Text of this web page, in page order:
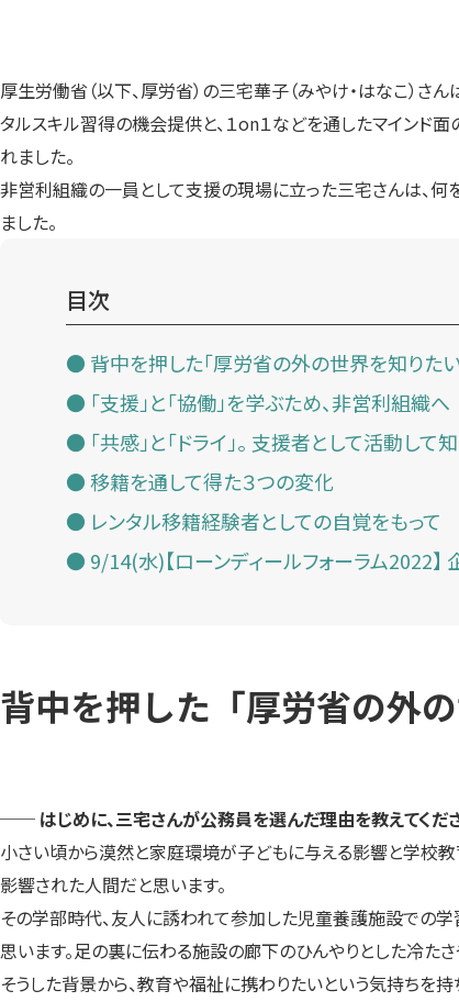
厚生労働省（以下、厚労省）の三宅華子（みやけ・はなこ）さん
タルスキル習得の機会提供と、１on１などを通したマインド
れました。
非営利組織の一員として支援の現場に立った三宅さんは、何
ました。
目次
背中を押した「厚労省の外の世界を知りた
「支援」と「協働」を学ぶため、非営利組織へ
「共感」と「ドライ」。 支援者として活動して
移籍を通して得た３つの変化
レンタル移籍経験者としての自覚をもって
9/14(水)【ローンディールフォーラム2022
背中を押した「厚労省の外
── はじめに、三宅さんが公務員を選んだ理由を教えてくだ
小さい頃から漠然と家庭環境が子どもに与える影響と学校教
影響された人間だと思います。
その学部時代、友人に誘われて参加した児童養護施設での学
思います。足の裏に伝わる施設の廊下のひんやりとした冷たさ
そうした背景から、教育や福祉に携わりたいという気持ちを